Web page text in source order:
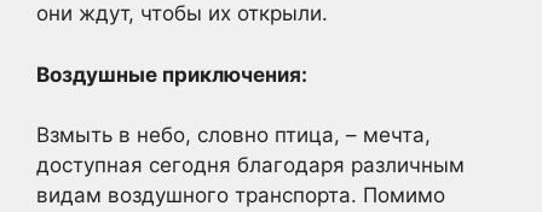
они ждут, чтобы их открыли.
Воздушные приключения:
Взмыть в небо, словно птица, – мечта,
доступная сегодня благодаря различным
видам воздушного транспорта. Помимо